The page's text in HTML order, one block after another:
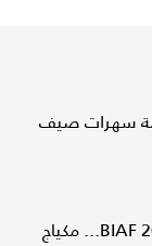
سهرات صيف
أسرار جمال النجمات في BIAF 2026... مكياج